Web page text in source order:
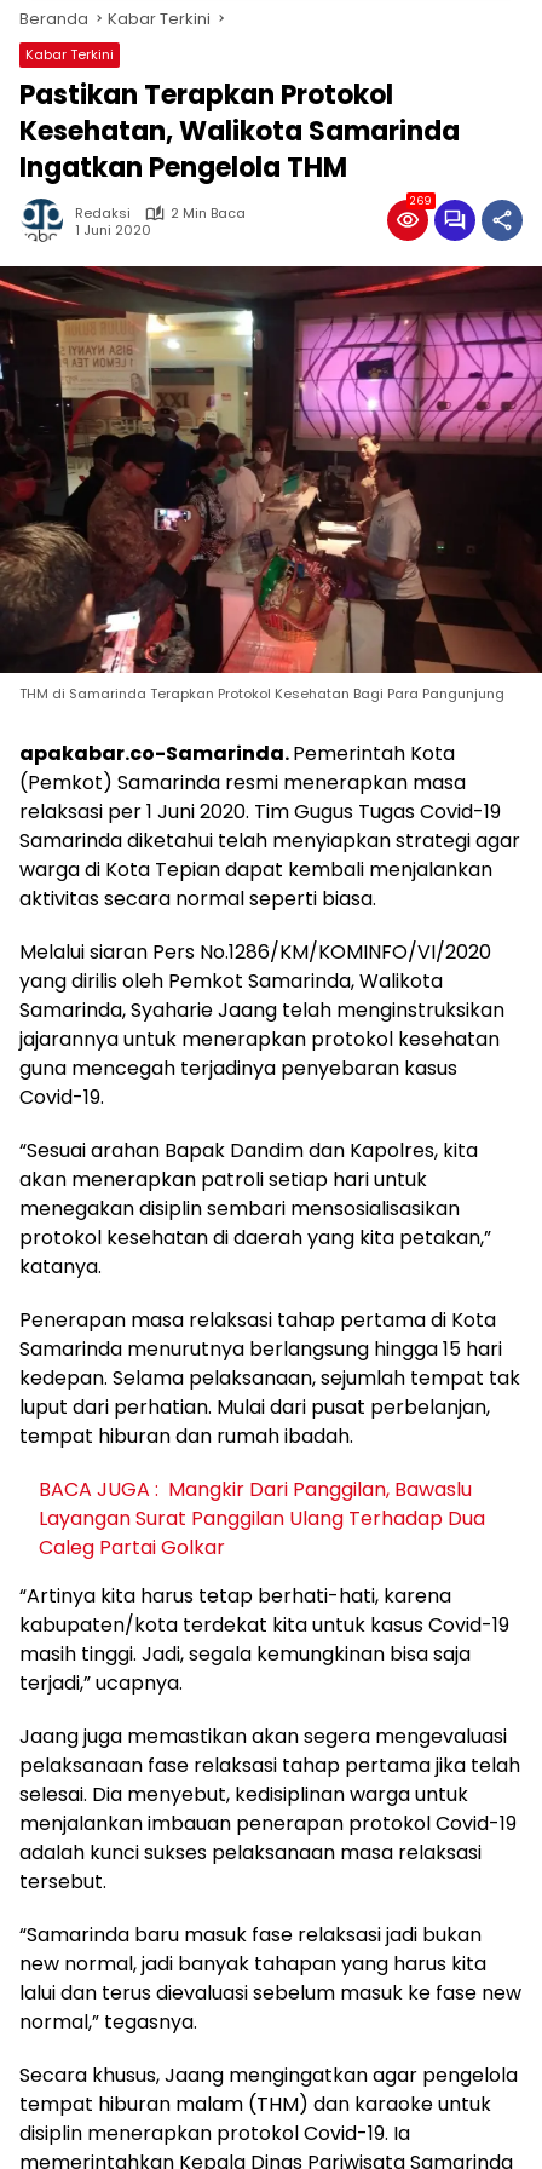
Beranda Kabar Terkini
Kabar Terkini
Pastikan Terapkan Protokol
Kesehatan, Walikota Samarinda
Ingatkan Pengelola THM
Redaksi
2 Min Baca
1 Juni 2020
269
THM di Samarinda Terapkan Protokol Kesehatan Bagi Para Pangunjung
apakabar.co-Samarinda.Pemerintah Kota
(Pemkot) Samarinda resmi menerapkan masa
relaksasi per 1 Juni 2020. Tim Gugus Tugas Covid-19
Samarinda diketahui telah menyiapkan strategi agar
warga di Kota Tepian dapat kembali menjalankan
aktivitas secara normal seperti biasa.
Melalui siaran Pers No.1286/KM/KOMINFO/VI/2020
yang dirilis oleh Pemkot Samarinda, Walikota
Samarinda, Syaharie Jaang telah menginstruksikan
jajarannya untuk menerapkan protokol kesehatan
guna mencegah terjadinya penyebaran kasus
Covid-19.
“Sesuai arahan Bapak Dandim dan Kapolres, kita
akan menerapkan patroli setiap hari untuk
menegakan disiplin sembari mensosialisasikan
protokol kesehatan di daerah yang kita petakan,”
katanya.
Penerapan masa relaksasi tahap pertama di Kota
Samarinda menurutnya berlangsung hingga 15 hari
kedepan. Selama pelaksanaan, sejumlah tempat tak
luput dari perhatian. Mulai dari pusat perbelanjan,
tempat hiburan dan rumah ibadah.
BACA JUGA : Mangkir Dari Panggilan, Bawaslu
Layangan Surat Panggilan Ulang Terhadap Dua
Caleg Partai Golkar
“Artinya kita harus tetap berhati-hati, karena
kabupaten/kota terdekat kita untuk kasus Covid-19
masih tinggi. Jadi, segala kemungkinan bisa saja
terjadi,” ucapnya.
Jaang juga memastikan akan segera mengevaluasi
pelaksanaan fase relaksasi tahap pertama jika telah
selesai. Dia menyebut, kedisiplinan warga untuk
menjalankan imbauan penerapan protokol Covid-19
adalah kunci sukses pelaksanaan masa relaksasi
tersebut.
“Samarinda baru masuk fase relaksasi jadi bukan
new normal, jadi banyak tahapan yang harus kita
lalui dan terus dievaluasi sebelum masuk ke fase new
normal,” tegasnya.
Secara khusus, Jaang mengingatkan agar pengelola
tempat hiburan malam (THM) dan karaoke untuk
disiplin menerapkan protokol Covid-19. Ia
memerintahkan Kepala Dinas Pariwisata Samarinda